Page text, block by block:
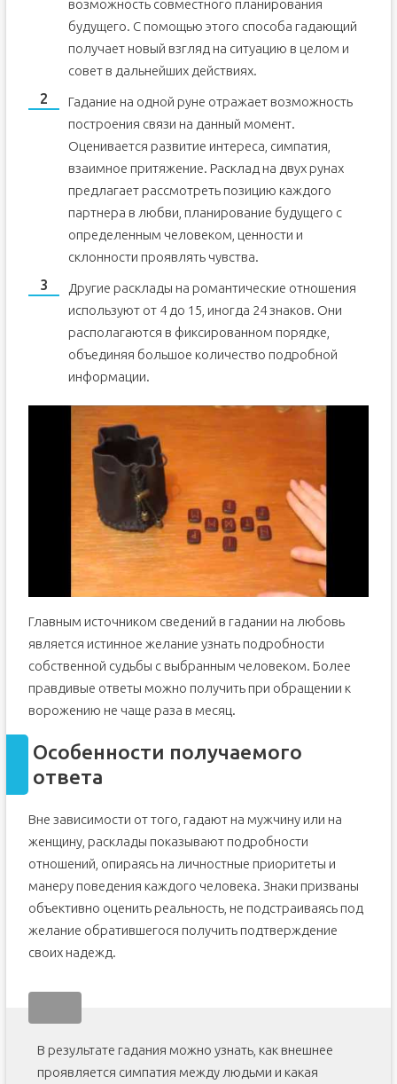
возможность совместного планирования
будущего. С помощью этого способа гадающий
получает новый взгляд на ситуацию в целом и
совет в дальнейших действиях.
Гадание на одной руне отражает возможность
построения связи на данный момент.
Оценивается развитие интереса, симпатия,
взаимное притяжение. Расклад на двух рунах
предлагает рассмотреть позицию каждого
партнера в любви, планирование будущего с
определенным человеком, ценности и
склонности проявлять чувства.
Другие расклады на романтические отношения
используют от 4 до 15, иногда 24 знаков. Они
располагаются в фиксированном порядке,
объединяя большое количество подробной
информации.
Главным источником сведений в гадании на любовь
является истинное желание узнать подробности
собственной судьбы с выбранным человеком. Более
правдивые ответы можно получить при обращении к
ворожению не чаще раза в месяц.
Особенности получаемого
ответа
Вне зависимости от того, гадают на мужчину или на
женщину, расклады показывают подробности
отношений, опираясь на личностные приоритеты и
манеру поведения каждого человека. Знаки призваны
объективно оценить реальность, не подстраиваясь под
желание обратившегося получить подтверждение
своих надежд.
В результате гадания можно узнать, как внешнее
проявляется симпатия между людьми и какая